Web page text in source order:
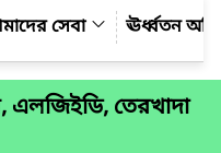
সেবা ঊর্ধ্বতন
এলজিইডি, তেরখাদা